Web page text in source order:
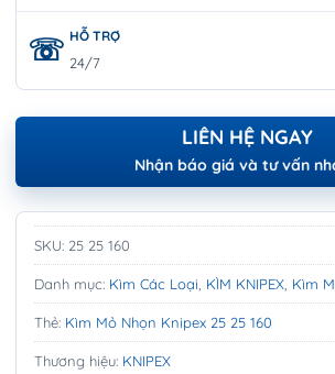
HỖ TRỢ
24/7
LIÊN HỆ NGAY
Nhận báo giá và tư vấn
SKU: 25 25 160
Danh mục: Kìm Các Loại KÌM KNIPEX Kìm
Thẻ: Kìm Mỏ Nhọn Knipex 25 25 160
Thương hiệu: KNIPEX